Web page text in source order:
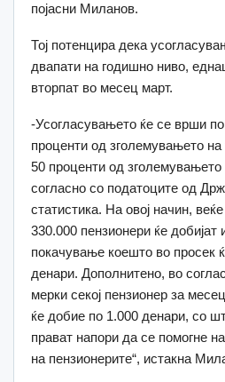
појасни Миланов.
Тој потенцира дека
двапати на годишно ниво,
вторпат во месец март.
-Усогласувањето ќе се врши
проценти од зголемувањето
50 проценти од
согласно со податоците од
статистика. На овој начин,
330.000 пензионери ќе добијат
покачување коешто во просек
денари. Дополнитено, во
мерки секој пензионер за
ќе добие по 1.000 денари, со
прават напори да се помогне
на пензионерите“, истакна